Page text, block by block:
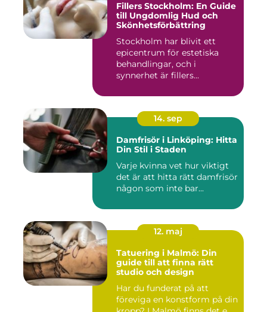
Fillers Stockholm: En Guide
till Ungdomlig Hud och
Skönhetsförbättring
Stockholm har blivit ett
epicentrum för estetiska
behandlingar, och i
synnerhet är fillers...
14. sep
Damfrisör i Linköping: Hitta
Din Stil i Staden
Varje kvinna vet hur viktigt
det är att hitta rätt damfrisör
någon som inte bar...
12. maj
Tatuering i Malmö: Din
guide till att finna rätt
studio och design
Har du funderat på att
föreviga en konstform på din